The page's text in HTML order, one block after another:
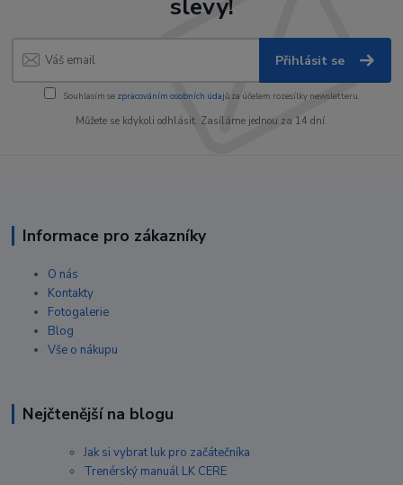
Přihlásit se
Souhlasím se zpracováním osobních údajůza účelem rozesílky newsletteru.
Můžete se kdykoli odhlásit. Zasíláme jednou za 14 dní.
Informace pro zákazníky
O nás
Kontakty
Fotogalerie
Blog
Vše o nákupu
Nejčtenější na blogu
Jak si vybrat luk pro začátečníka
Trenérský manuál LK CERE